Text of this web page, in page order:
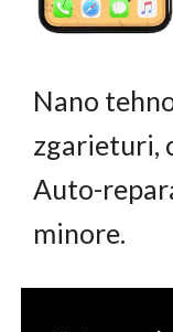
Nano
zgarieturi,
Auto-
minore.